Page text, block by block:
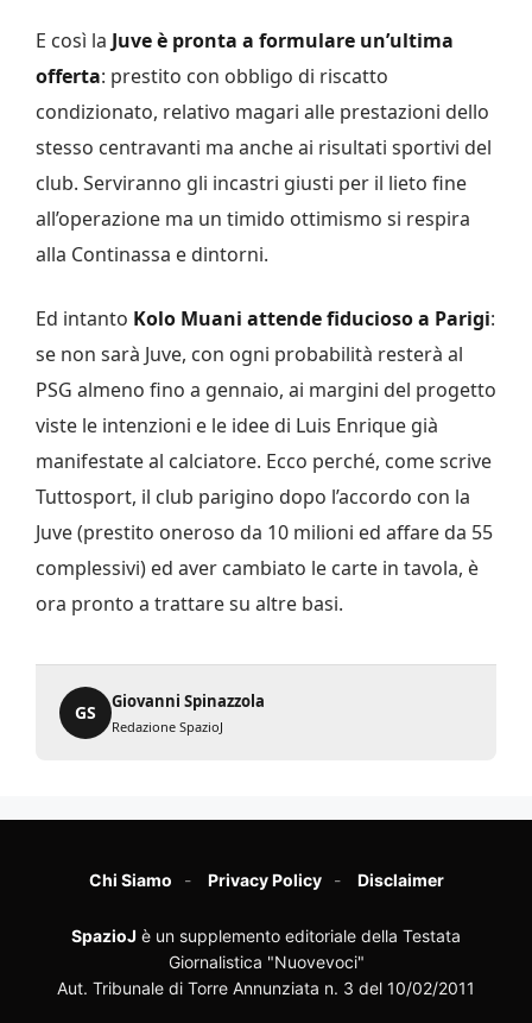
E così la Juve è pronta a formulare un’ultima
offerta: prestito con obbligo di riscatto
condizionato, relativo magari alle prestazioni dello
stesso centravanti ma anche ai risultati sportivi del
club. Serviranno gli incastri giusti per il lieto fine
all’operazione ma un timido ottimismo si respira
alla Continassa e dintorni.
Ed intanto Kolo Muani attende fiducioso a Parigi:
se non sarà Juve, con ogni probabilità resterà al
PSG almeno fino a gennaio, ai margini del progetto
viste le intenzioni e le idee di Luis Enrique già
manifestate al calciatore. Ecco perché, come scrive
Tuttosport, il club parigino dopo l’accordo con la
Juve (prestito oneroso da 10 milioni ed affare da 55
complessivi) ed aver cambiato le carte in tavola, è
ora pronto a trattare su altre basi.
GS
Giovanni Spinazzola
Redazione SpazioJ
Chi Siamo Privacy Policy Disclaimer
SpazioJ è un supplemento editoriale della Testata
Giornalistica "Nuovevoci"
Aut. Tribunale di Torre Annunziata n. 3 del 10/02/2011